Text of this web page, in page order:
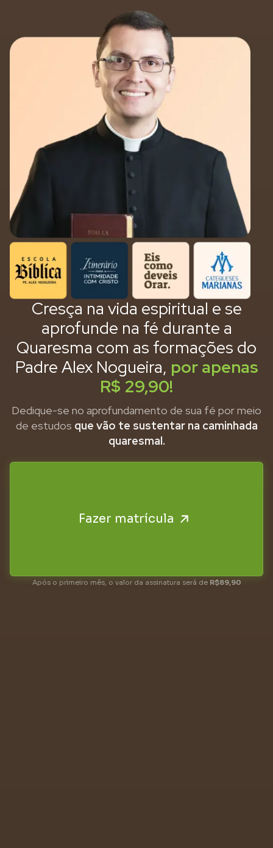
Cresça na vida espiritual e se
aprofunde na fé durante a
Quaresma com as formações do
Padre Alex Nogueira, por apenas
R$ 29,90!
Dedique-se no aprofundamento de sua fé por meio
de estudos que vão te sustentar na caminhada
quaresmal.
Fazer matrícula
Após o primeiro mês, o valor da assinatura será de R$89,90